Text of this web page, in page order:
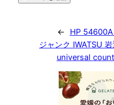
←
HP 54600A
ジャンク IWATSU
universal